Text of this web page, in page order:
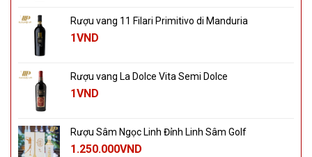
Rượu vang 11 Filari Primitivo di Manduria
1VND
Rượu vang La Dolce Vita Semi Dolce
1VND
Rượu Sâm Ngọc Linh Đỉnh Linh Sâm Golf
1.250.000VND